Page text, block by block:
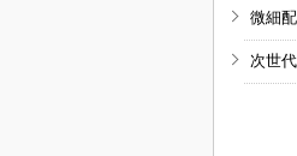
微細
次世